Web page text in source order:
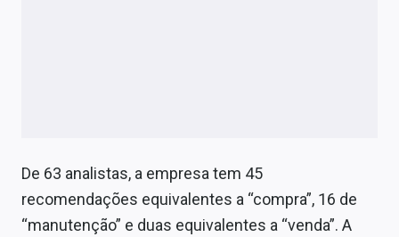
De 63 analistas, a empresa tem 45
recomendações equivalentes a “compra”, 16 de
“manutenção” e duas equivalentes a “venda”. A